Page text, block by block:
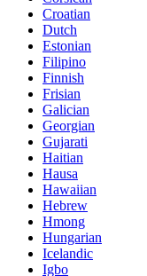
Croatian
Dutch
Estonian
Filipino
Finnish
Frisian
Galician
Georgian
Gujarati
Haitian
Hausa
Hawaiian
Hebrew
Hmong
Hungarian
Icelandic
Igbo